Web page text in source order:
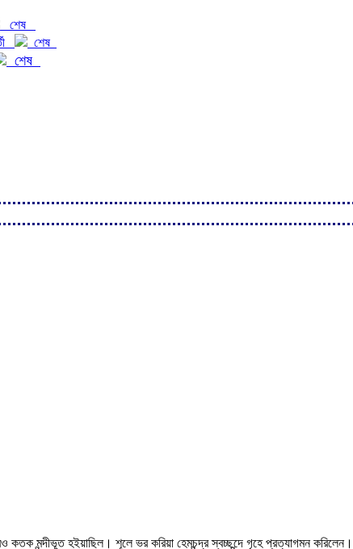
শেষ
শেষ
শেষ
কতক মন্দীভূত হইয়াছিল। শূলে ভর করিয়া হেমচন্দ্র স্বচ্ছন্দে গৃহে প্রত্যাগমন করিলেন।